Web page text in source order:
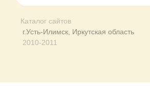
Каталог сайтов
г.Усть-Илимск, Иркутская область
2010-2011